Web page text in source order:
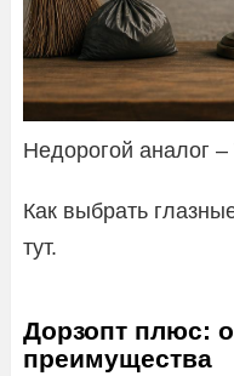
Недорогой аналог
Как выбрать
тут.
Дорзопт плюс:
преимущества